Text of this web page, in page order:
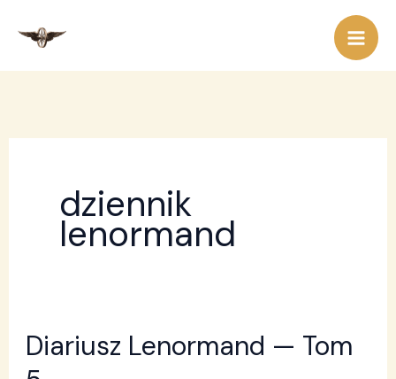
treści
dziennik
lenormand
Diariusz Lenormand — Tom
Diariusz
Lenormand